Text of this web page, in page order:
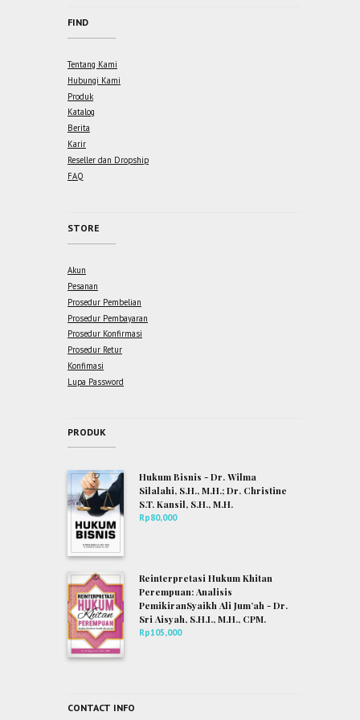
FIND
Tentang Kami
Hubungi Kami
Produk
Katalog
Berita
Karir
Reseller dan Dropship
FAQ
STORE
Akun
Pesanan
Prosedur Pembelian
Prosedur Pembayaran
Prosedur Konfirmasi
Prosedur Retur
Konfimasi
Lupa Password
PRODUK
Hukum Bisnis - Dr. Wilma
Silalahi, S.H., M.H.; Dr. Christine
S.T. Kansil, S.H., M.H.
Rp80,000
Reinterpretasi Hukum Khitan
Perempuan: Analisis
PemikiranSyaikh Ali Jum’ah - Dr.
Sri Aisyah, S.H.I., M.H., CPM.
Rp105,000
CONTACT INFO